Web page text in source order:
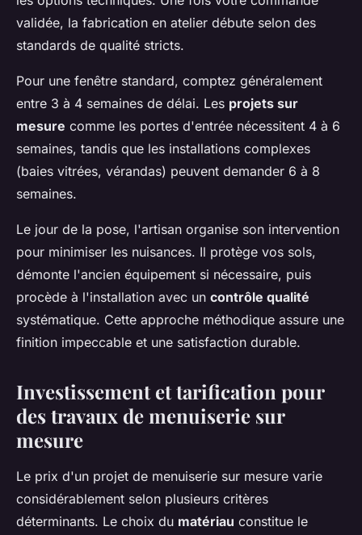
validée, la fabrication en atelier débute selon des
standards de qualité stricts.
Pour une fenêtre standard, comptez généralement
entre 3 à 4 semaines de délai. Les projets sur
mesure comme les portes d'entrée nécessitent 4 à 6
semaines, tandis que les installations complexes
(baies vitrées, vérandas) peuvent demander 6 à 8
semaines.
Le jour de la pose, l'artisan organise son intervention
pour minimiser les nuisances. Il protège vos sols,
démonte l'ancien équipement si nécessaire, puis
procède à l'installation avec un contrôle qualité
systématique. Cette approche méthodique assure une
finition impeccable et une satisfaction durable.
Investissement et tarification pour
des travaux de menuiserie sur
mesure
Le prix d'un projet de menuiserie sur mesure varie
considérablement selon plusieurs critères
déterminants. Le choix du matériau constitue le